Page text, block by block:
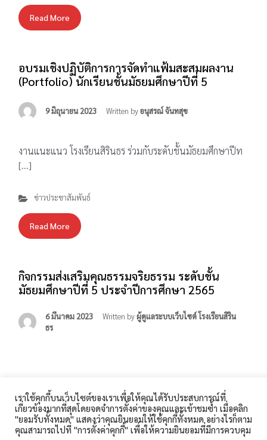
Read More
อบรมเชิงปฏิบัติการการจัดทำแฟ้มสะสมผลงาน
(Portfolio) นักเรียนชั้นมัธยมศึกษาปีที่ 5
9 มิถุนายน 2023 Written byอนุสรณ์ จันทสุข
งานแนะแนว โรงเรียนสิรินธร ร่วมกับระดับชั้นมัธยมศึกษาปีท
[…]
ข่าวประชาสัมพันธ์
Read More
กิจกรรมส่งเสริมคุณธรรมจริยธรรม ระดับชั้น
มัธยมศึกษาปีที่ 5 ประจำปีการศึกษา 2565
6 มีนาคม 2023 Written byผู้ดูแลระบบเว็บไซต์ โรงเรียนสิริน
ธร
Read More
โรงเรียนสิรินธร 360 ถนนเทศบาล 1 ตำบลในเมือง อำเภอเมือง
สุรินทร์ จังหวัดสุรินทร์ 32000 โทรศัพท์ : 044-511-189
เราใช้คุกกี้บนเว็บไซต์ของเราเพื่อให้คุณได้รับประสบการณ์ที่
เกี่ยวข้องมากที่สุดโดยจดจำการตั้งค่าของคุณและเข้าชมซ้ำ เมื่อคลิก
"ยอมรับทั้งหมด" แสดงว่าคุณยินยอมให้ใช้คุกกี้ทั้งหมด อย่างไรก็ตาม
คุณสามารถไปที่ "การตั้งค่าคุกกี้" เพื่อให้ความยินยอมที่มีการควบคุม